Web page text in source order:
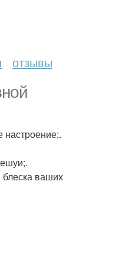
отзывы
настроение;.
ваших